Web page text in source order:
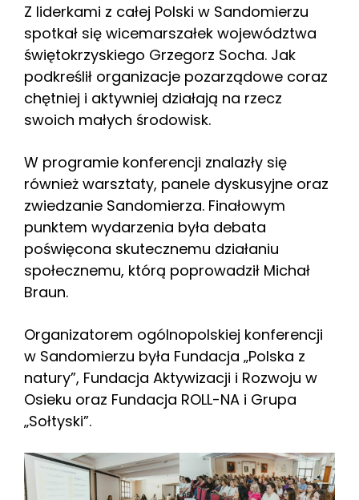
Z liderkami z całej Polski w Sandomierzu
spotkał się wicemarszałek województwa
świętokrzyskiego Grzegorz Socha. Jak
podkreślił organizacje pozarządowe coraz
chętniej i aktywniej działają na rzecz
swoich małych środowisk.
W programie konferencji znalazły się
również warsztaty, panele dyskusyjne oraz
zwiedzanie Sandomierza. Finałowym
punktem wydarzenia była debata
poświęcona skutecznemu działaniu
społecznemu, którą poprowadził Michał
Braun.
Organizatorem ogólnopolskiej konferencji
w Sandomierzu była Fundacja „Polska z
natury”, Fundacja Aktywizacji i Rozwoju w
Osieku oraz Fundacja ROLL-NA i Grupa
„Sołtyski”.